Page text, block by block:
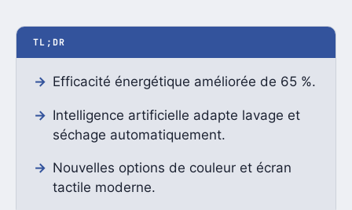
TL;DR
Efficacité énergétique améliorée de 65 %.
Intelligence artificielle adapte lavage et
séchage automatiquement.
Nouvelles options de couleur et écran
tactile moderne.